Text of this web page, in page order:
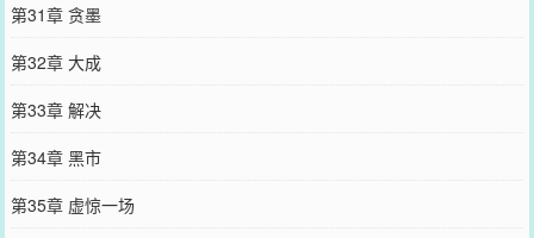
第31章 贪墨
第32章 大成
第33章 解决
第34章 黑市
第35章 虚惊一场